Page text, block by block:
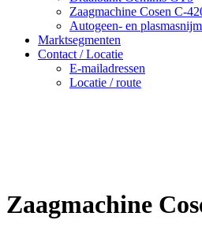
Zaagmachine Cosen C-
Autogeen- en
Marktsegmenten
Contact / Locatie
E-mailadressen
Locatie / route
Zaagmachine